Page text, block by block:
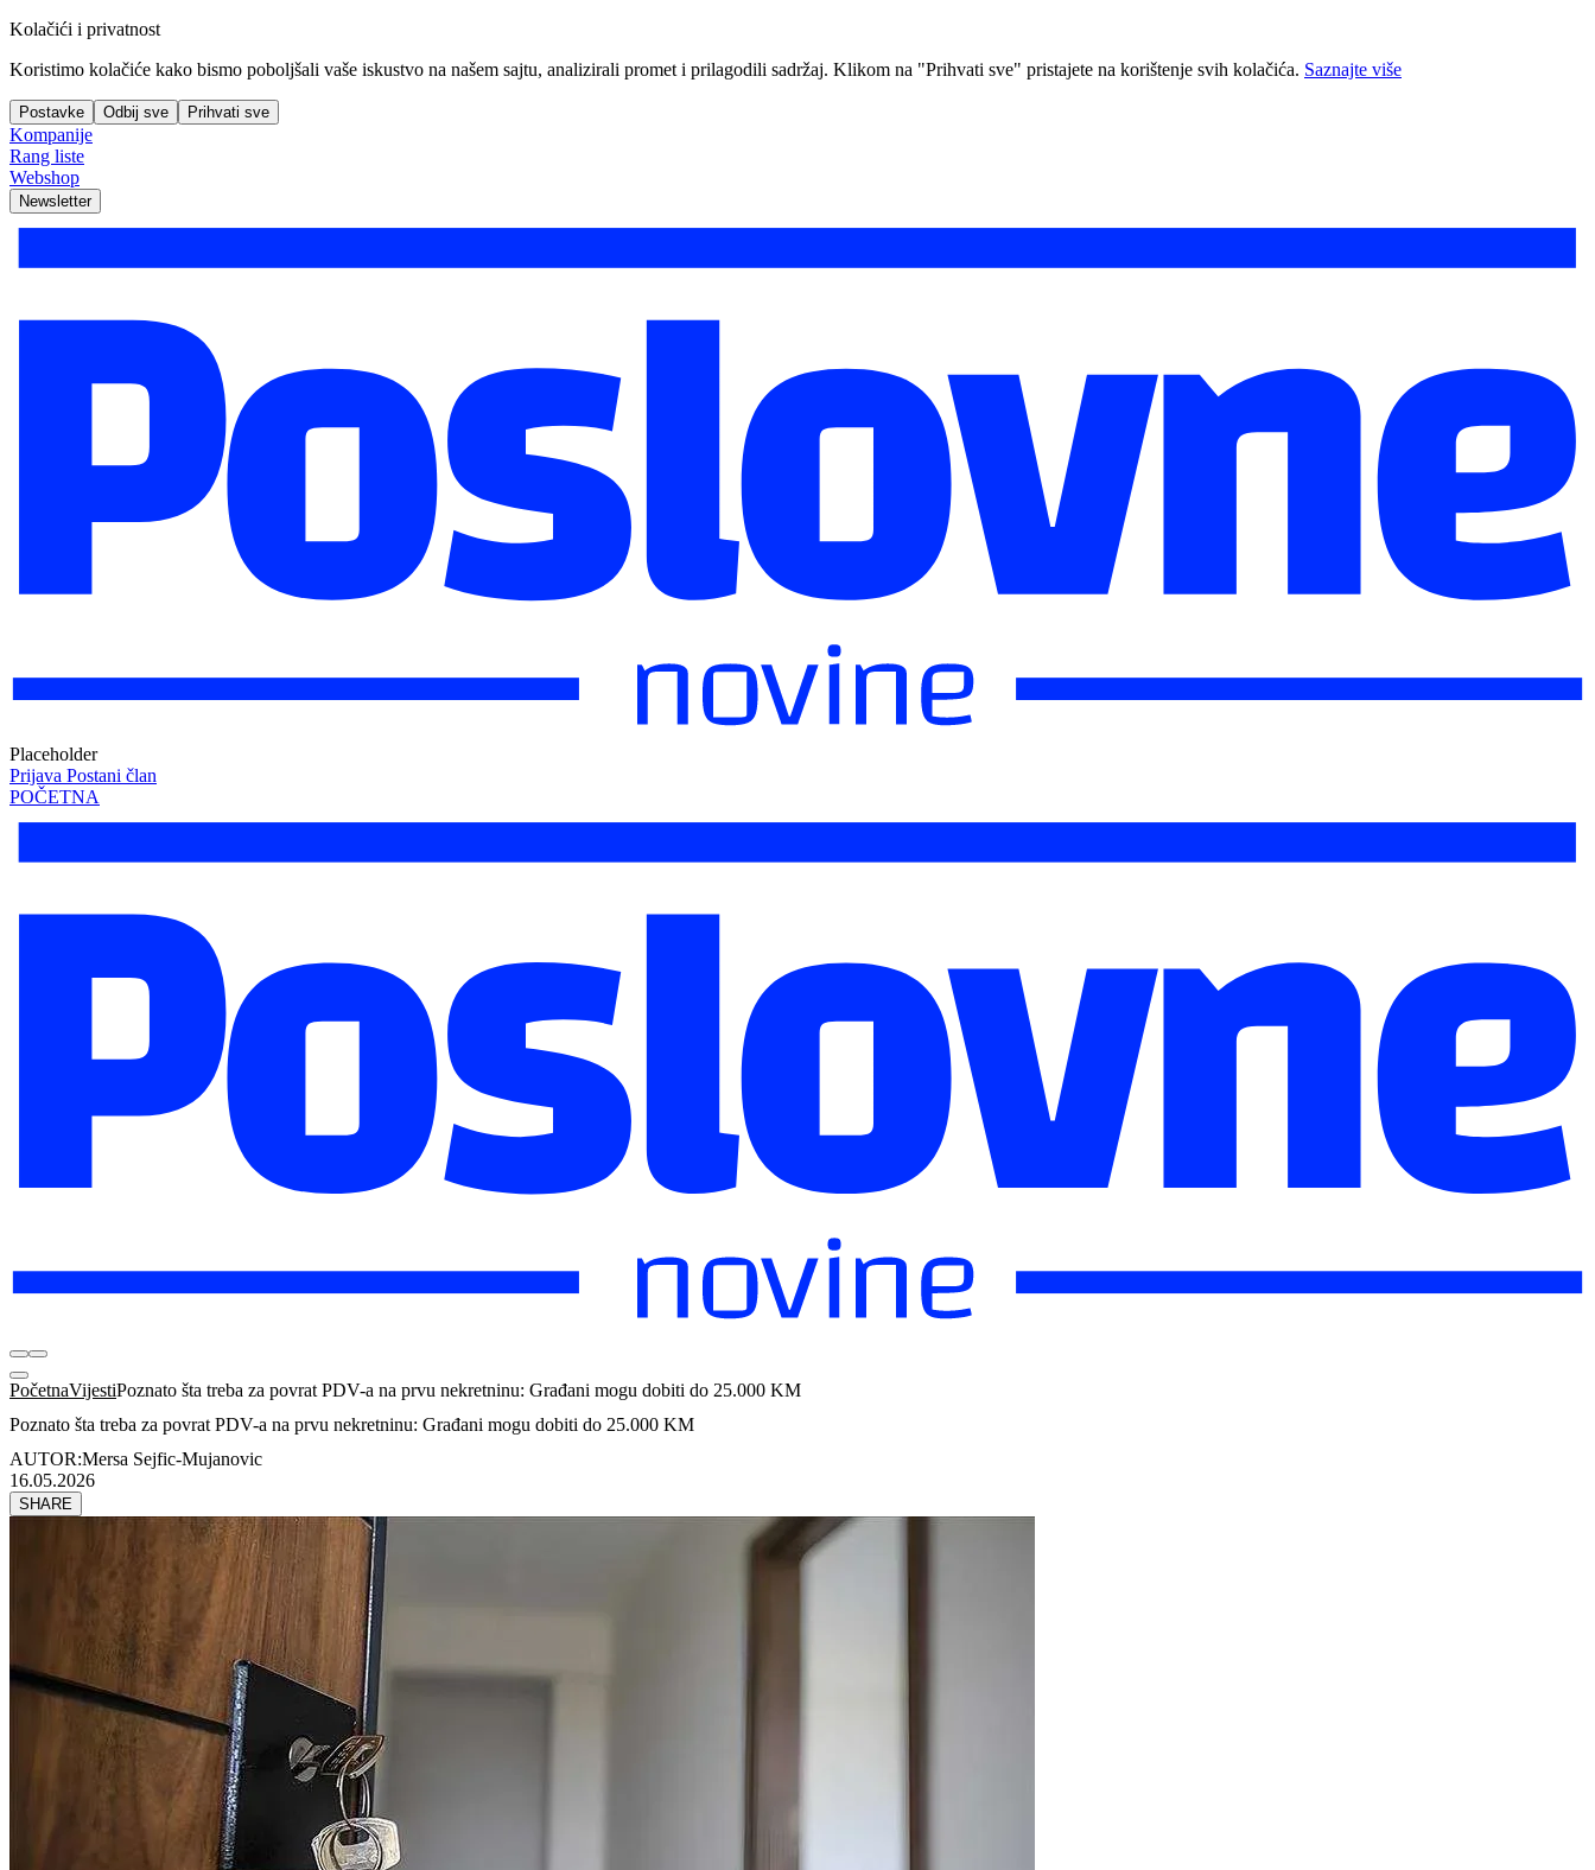
Kolačići i privatnost
Koristimo kolačiće kako bismo poboljšali vaše iskustvo na našem sajtu, analizirali promet i prilagodili sadržaj. Klikom na "Prihvati sve" pristajete na korištenje svih kolačića. Saznajte više
Postavke Odbij sve Prihvati sve
Kompanije
Rang liste
Webshop
Newsletter
Placeholder
Prijava Postani član
POČETNA
PočetnaVijestiPoznato šta treba za povrat PDV-a na prvu nekretninu: Građani mogu dobiti do 25.000 KM
Poznato šta treba za povrat PDV-a na prvu nekretninu: Građani mogu dobiti do 25.000 KM
AUTOR:Mersa Sejfic-Mujanovic
16.05.2026
SHARE